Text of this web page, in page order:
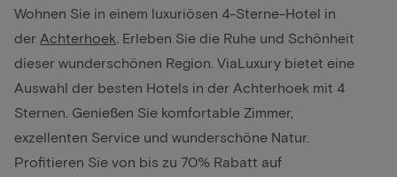
Wohnen Sie in einem luxuriösen 4-Sterne-Hotel in
der Achterhoek . Erleben Sie die Ruhe und Schönheit
dieser wunderschönen Region. ViaLuxury bietet eine
Auswahl der besten Hotels in der Achterhoek mit 4
Sternen. Genießen Sie komfortable Zimmer,
exzellenten Service und wunderschöne Natur.
Profitieren Sie von bis zu 70% Rabatt auf